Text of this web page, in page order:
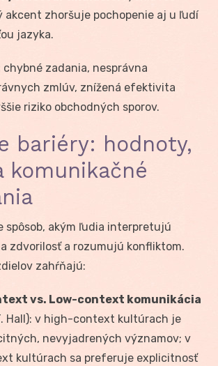
akcent zhoršuje pochopenie aj u ľudí
jazyka.
chybné zadania, nesprávna
zmlúv, znížená efektivita
riziko obchodných sporov.
bariéry: hodnoty,
komunikačné
spôsob, akým ľudia interpretujú
zdvorilosť a rozumujú konfliktom.
zahŕňajú:
vs. Low-context komunikácia
Hall): v high-context kultúrach je
nevyjadrených významov; v
kultúrach sa preferuje explicitnosť